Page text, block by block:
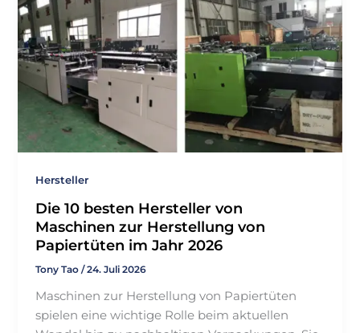
Hersteller
Die 10 besten Hersteller von
Maschinen zur Herstellung von
Papiertüten im Jahr 2026
Tony Tao/24. Juli 2026
Maschinen zur Herstellung von Papiertüten
spielen eine wichtige Rolle beim aktuellen